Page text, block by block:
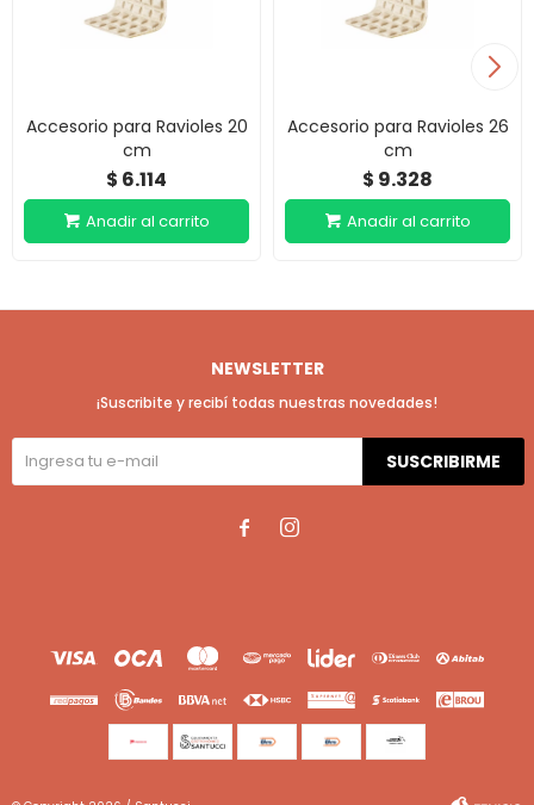
Accesorio para Ravioles 20
cm
$ 6.114
Accesorio para Ravioles 26
cm
$ 9.328
NEWSLETTER
¡Suscribite y recibí todas nuestras novedades!
SUSCRIBIRME
 